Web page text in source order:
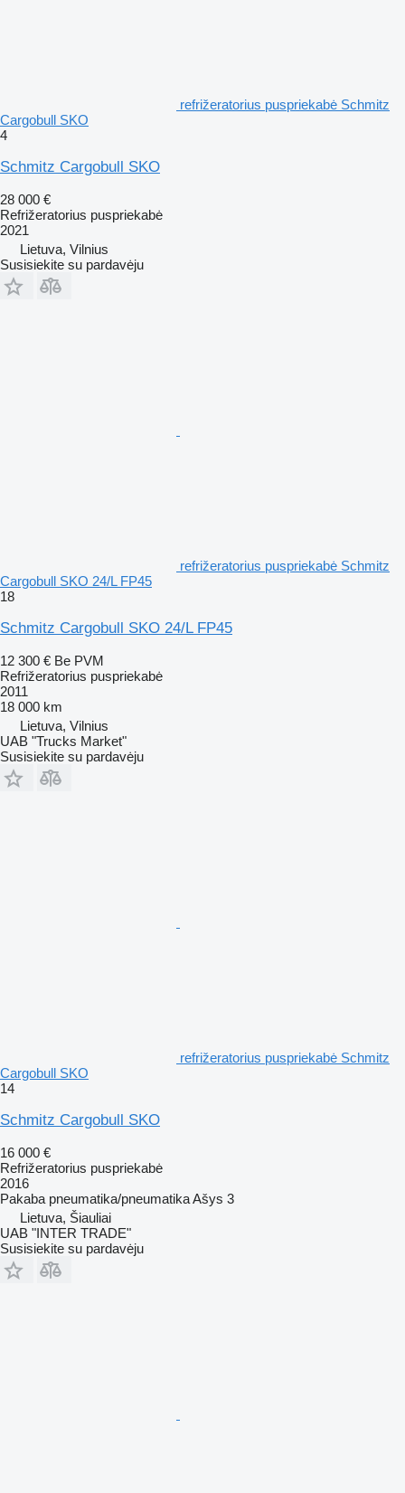
refrižeratorius puspriekabė Schmitz
Cargobull SKO
4
Schmitz Cargobull SKO
28 000 €
Refrižeratorius puspriekabė
2021
Lietuva, Vilnius
Susisiekite su pardavėju
refrižeratorius puspriekabė Schmitz
Cargobull SKO 24/L FP45
18
Schmitz Cargobull SKO 24/L FP45
12 300 € Be PVM
Refrižeratorius puspriekabė
2011
18 000 km
Lietuva, Vilnius
UAB "Trucks Market"
Susisiekite su pardavėju
refrižeratorius puspriekabė Schmitz
Cargobull SKO
14
Schmitz Cargobull SKO
16 000 €
Refrižeratorius puspriekabė
2016
Pakaba pneumatika/pneumatikaAšys 3
Lietuva, Šiauliai
UAB "INTER TRADE"
Susisiekite su pardavėju